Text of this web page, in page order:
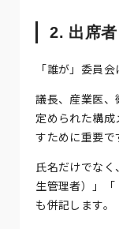
2. 出席者
「誰が」委員
議長、産業医、
定められた構
すために重要で
氏名だけでな
生管理者）」
も併記します。